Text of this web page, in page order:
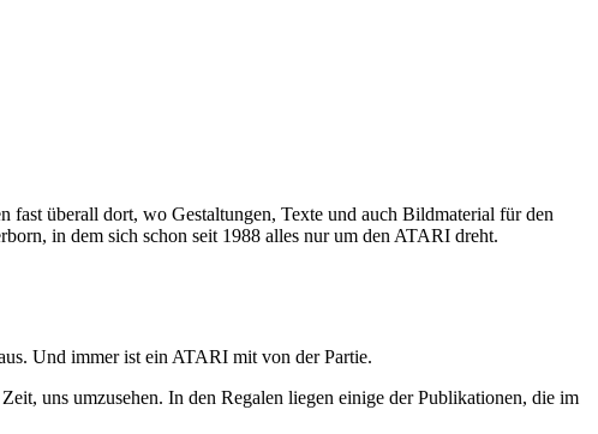
überall dort, wo Gestaltungen, Texte und auch Bildmaterial für den
in dem sich schon seit 1988 alles nur um den ATARI dreht.
Und immer ist ein ATARI mit von der Partie.
uns umzusehen. In den Regalen liegen einige der Publikationen, die im